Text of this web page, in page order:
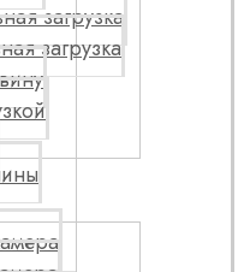
загрузка
загрузка